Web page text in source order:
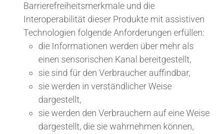
Barrierefreiheitsmerkmale und die
Interoperabilität dieser Produkte mit assistiven
Technologien folgende Anforderungen erfüllen:
die Informationen werden über mehr als
einen sensorischen Kanal bereitgestellt,
sie sind für den Verbraucher auffindbar,
sie werden in verständlicher Weise
dargestellt,
sie werden den Verbrauchern auf eine Weise
dargestellt, die sie wahrnehmen können,